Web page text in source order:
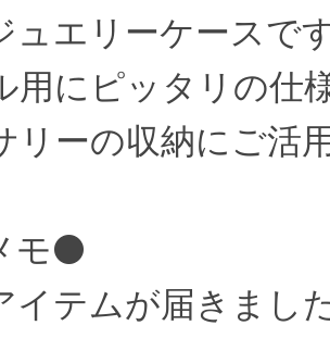
ュエリーケースで
用にピッタリの仕
リーの収納にご活
モ⚫
イテムが届きまし